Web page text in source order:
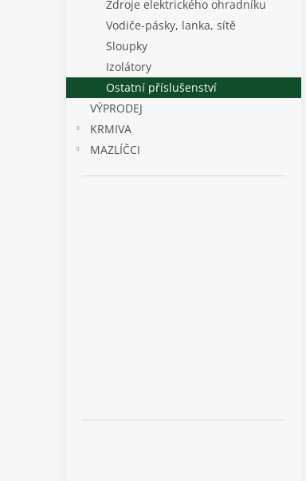
l
Zdroje elektrického ohradníku
Vodiče-pásky, lanka, sítě
Sloupky
Izolátory
Ostatní příslušenství
VÝPRODEJ
KRMIVA
MAZLÍČCI